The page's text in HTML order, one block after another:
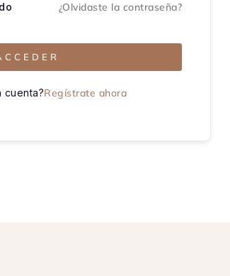
¿Olvidaste la contraseña?
cuenta?Regístrate ahora